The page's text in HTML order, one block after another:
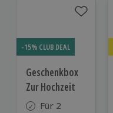
-15% CLUB DEAL
Geschenkbox
Zur Hochzeit
Für 2